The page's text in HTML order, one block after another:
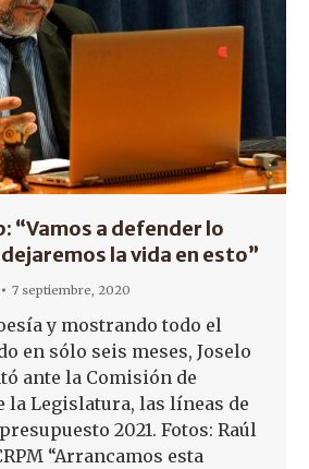
“Vamos a defender lo
la vida en esto”
7 septiembre, 2020
y mostrando todo el
en sólo seis meses, Joselo
ante la Comisión de
la Legislatura, las líneas de
2021. Fotos: Raúl
“Arrancamos esta